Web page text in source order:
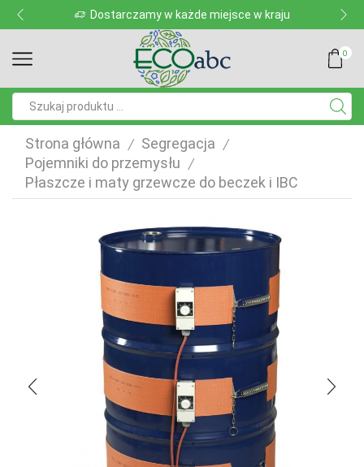
Dostarczamy w każde miejsce w kraju
0
Strona główna / Segregacja /
Pojemniki do przemysłu /
Płaszcze i maty grzewcze do beczek i IBC